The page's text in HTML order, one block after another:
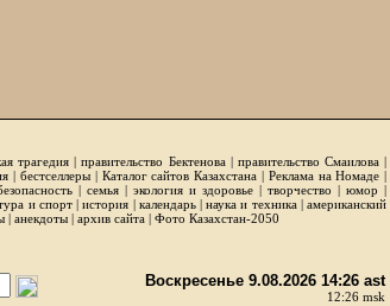
трагедия |правительство Бектенова| правительство Смаилова|
| бестселлеры| Каталог сайтов Казахстана | Реклама на Номаде |
| семья | экология и здоровье | творчество | юмор |
и спорт|история | календарь|наука и техника|американский
| анекдоты | архив сайта | Фото Казахстан-2050
Воскресенье 9.08.2026 14:26 ast
12:26 msk